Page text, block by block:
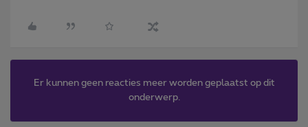
Er kunnen geen reacties meer worden geplaatst op dit
onderwerp.